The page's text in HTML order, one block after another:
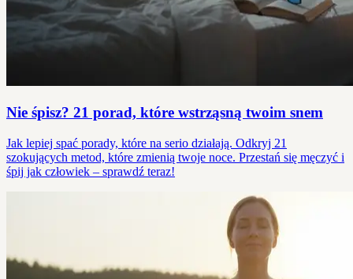
Nie śpisz? 21 porad, które wstrząsną twoim snem
Jak lepiej spać porady, które na serio działają. Odkryj 21
szokujących metod, które zmienią twoje noce. Przestań się męczyć i
śpij jak człowiek – sprawdź teraz!